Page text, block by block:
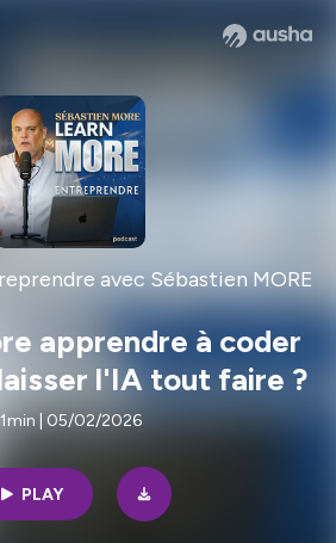
avec Sébastien MORE
apprendre à coder
l'IA tout faire ?
| 05/02/2026
PLAY